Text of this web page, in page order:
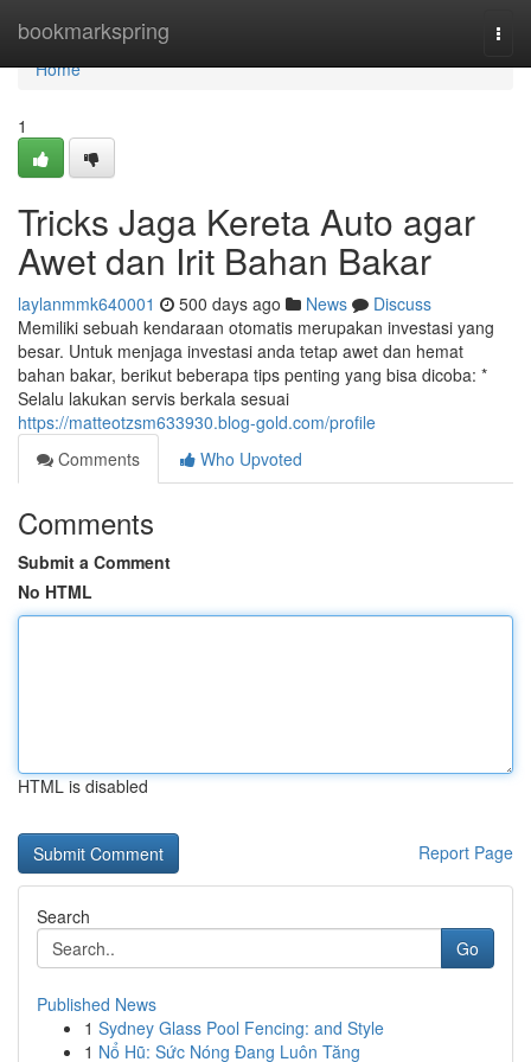
bookmarkspring
Home
Home
1
Tricks Jaga Kereta Auto agar
Awet dan Irit Bahan Bakar
laylanmmk640001 500 days ago News
Discuss
Memiliki sebuah kendaraan otomatis merupakan investasi yang
besar. Untuk menjaga investasi anda tetap awet dan hemat
bahan bakar, berikut beberapa tips penting yang bisa dicoba: *
Selalu lakukan servis berkala sesuai
https://matteotzsm633930.blog-gold.com/profile
Comments
Who Upvoted
Comments
Submit a Comment
No HTML
HTML is disabled
Report Page
Search
Go
Published News
1 Sydney Glass Pool Fencing: and Style
1 Nổ Hũ: Sức Nóng Đang Luôn Tăng